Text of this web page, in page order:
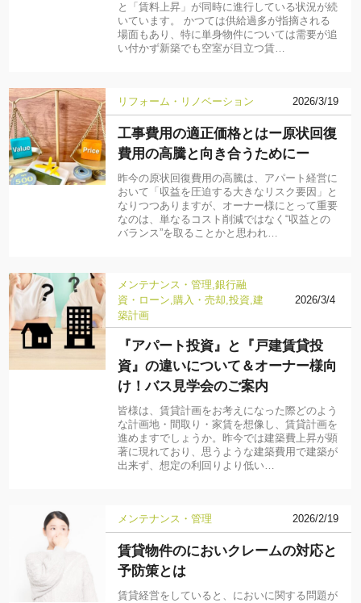
と「賃料上昇」が同時に進行している状況が続
いています。 かつては供給過多が指摘される
場面もあり、特に単身物件については需要が追
い付かず新築でも空室が目立つ賃…
リフォーム・リノベーション 2026/3/19
工事費用の適正価格とはー原状回復
費用の高騰と向き合うためにー
昨今の原状回復費用の高騰は、アパート経営に
おいて「収益を圧迫する大きなリスク要因」と
なりつつありますが、オーナー様にとって重要
なのは、単なるコスト削減ではなく“収益との
バランス”を取ることかと思われ…
メンテナンス・管理 銀行融
資・ローン 購入・売却 投資 建
築計画
2026/3/4
『アパート投資』と『戸建賃貸投
資』の違いについて＆オーナー様向
け！バス見学会のご案内
皆様は、賃貸計画をお考えになった際どのよう
な計画地・間取り・家賃を想像し、賃貸計画を
進めますでしょうか。昨今では建築費上昇が顕
著に現れており、思うような建築費用で建築が
出来ず、想定の利回りより低い…
メンテナンス・管理 2026/2/19
賃貸物件のにおいクレームの対応と
予防策とは
賃貸経営をしていると、においに関する問題が